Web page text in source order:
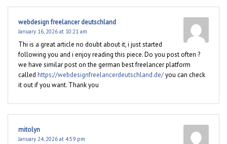
webdesign freelancer deutschland
January 16, 2026 at 10:21 am
Thi is a great article no doubt about it, i just started
following you and i enjoy reading this piece. Do you post often ?
we have similar post on the german best freelancer platform
called https://webdesignfreelancerdeutschland.de/you can check
it out if you want. Thank you
mitolyn
January 24, 2026 at 4:59 pm